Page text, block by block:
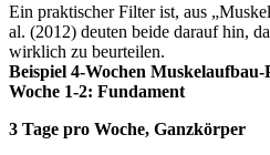
Ein praktischer Filter ist, aus
al. (2012) deuten beide darauf hin,
wirklich zu beurteilen.
Beispiel 4-Wochen
Woche 1-2: Fundament
3 Tage pro Woche, Ganzkörper